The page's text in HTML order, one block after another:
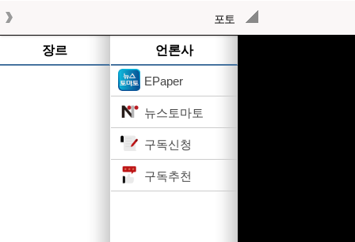
포토
장르 언론사
EPaper
뉴스토마토
구독신청
구독추천
작성된 기사가 없습니다.